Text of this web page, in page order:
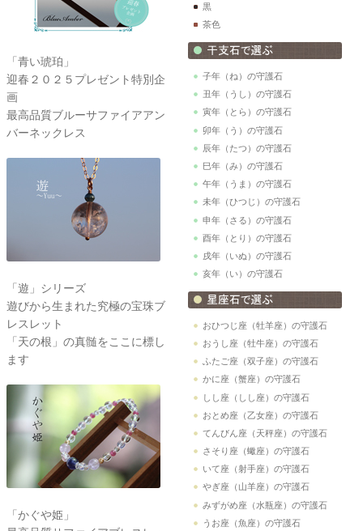
「青い琥珀」
迎春２０２５プレゼント特別企
画
最高品質ブルーサファイアアン
バーネックレス
「遊」シリーズ
遊びから生まれた究極の宝珠ブ
レスレット
「天の根」の真髄をここに標し
ます
「かぐや姫」
黒
茶色
子年（ね）の守護石
丑年（うし）の守護石
寅年（とら）の守護石
卯年（う）の守護石
辰年（たつ）の守護石
巳年（み）の守護石
午年（うま）の守護石
未年（ひつじ）の守護石
申年（さる）の守護石
酉年（とり）の守護石
戌年（いぬ）の守護石
亥年（い）の守護石
おひつじ座（牡羊座）の守護石
おうし座（牡牛座）の守護石
ふたご座（双子座）の守護石
かに座（蟹座）の守護石
しし座（しし座）の守護石
おとめ座（乙女座）の守護石
てんびん座（天秤座）の守護石
さそり座（蠍座）の守護石
いて座（射手座）の守護石
やぎ座（山羊座）の守護石
みずがめ座（水瓶座）の守護石
うお座（魚座）の守護石